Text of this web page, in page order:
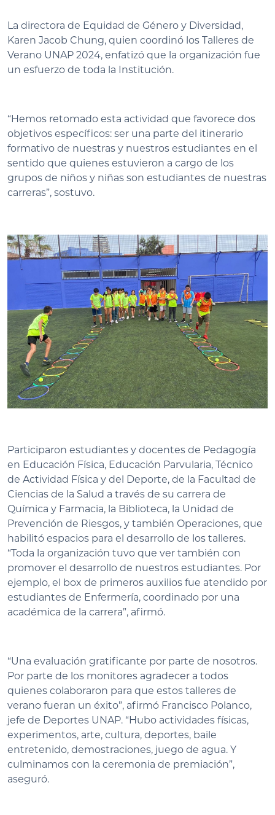
La directora de Equidad de Género y Diversidad,
Karen Jacob Chung, quien coordinó los Talleres de
Verano UNAP 2024, enfatizó que la organización fue
un esfuerzo de toda la Institución.
“Hemos retomado esta actividad que favorece dos
objetivos específicos: ser una parte del itinerario
formativo de nuestras y nuestros estudiantes en el
sentido que quienes estuvieron a cargo de los
grupos de niños y niñas son estudiantes de nuestras
carreras”, sostuvo.
Participaron estudiantes y docentes de Pedagogía
en Educación Física, Educación Parvularia, Técnico
de Actividad Física y del Deporte, de la Facultad de
Ciencias de la Salud a través de su carrera de
Química y Farmacia, la Biblioteca, la Unidad de
Prevención de Riesgos, y también Operaciones, que
habilitó espacios para el desarrollo de los talleres.
“Toda la organización tuvo que ver también con
promover el desarrollo de nuestros estudiantes. Por
ejemplo, el box de primeros auxilios fue atendido por
estudiantes de Enfermería, coordinado por una
académica de la carrera”, afirmó.
“Una evaluación gratificante por parte de nosotros.
Por parte de los monitores agradecer a todos
quienes colaboraron para que estos talleres de
verano fueran un éxito”, afirmó Francisco Polanco,
jefe de Deportes UNAP. “Hubo actividades físicas,
experimentos, arte, cultura, deportes, baile
entretenido, demostraciones, juego de agua. Y
culminamos con la ceremonia de premiación”,
aseguró.